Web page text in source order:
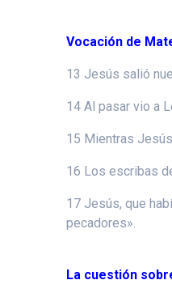
Vocación de
13 Jesús salió
14 Al pasar vio a
15 Mientras
16 Los escribas
17 Jesús, que
pecadores».
La cuestión